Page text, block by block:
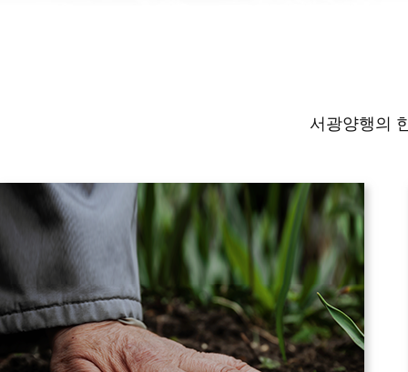
서광양행의